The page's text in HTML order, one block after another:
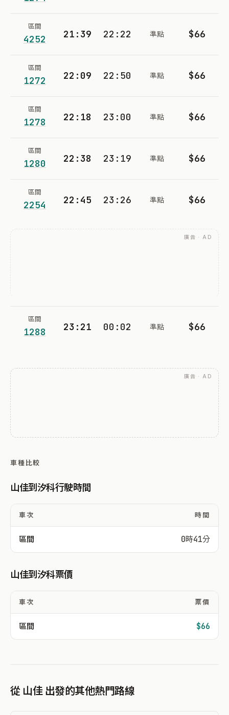
區間
4252 21:39 22:22 準點 $66
區間
1272 22:09 22:50 準點 $66
區間
1278 22:18 23:00 準點 $66
區間
1280 22:38 23:19 準點 $66
區間
2254 22:45 23:26 準點 $66
廣告 · AD
區間
1288 23:21 00:02 準點 $66
廣告 · AD
車種比較
山佳到汐科行駛時間
車次 時間
區間 0時41分
山佳到汐科票價
車次 票價
區間 $66
從 山佳 出發的其他熱門路線